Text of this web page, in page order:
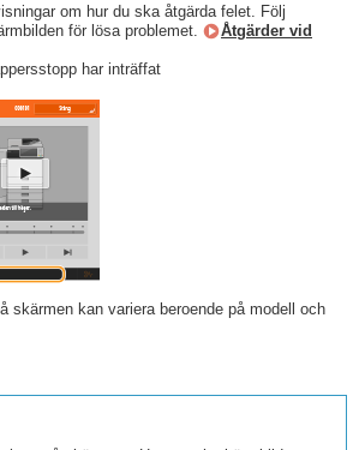
om hur du ska åtgärda felet. Följ
för lösa problemet.
Åtgärder vid
har inträffat
skärmen kan variera beroende på modell och